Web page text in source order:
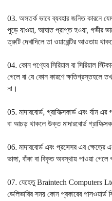
03. অসতর্ক ভাবে ব্যবহার জনিত কারনে
পুড়ে যাওয়া, আঘাত প্রাপ্ত হওয়া, গভীর
ত্রুটি দেখাদিলে তা ওয়ারেন্টির আওতায়
04. কোন পণ্যের সিরিয়াল বা সিরিয়াল
গেলে বা যে কোন কারণে ক্ষতিগ্রস্তহলে
না।
05. মাদারবোর্ড, গ্রাফিক্সকার্ড এবং র্যাম
বা আচড় থাকলে উক্ত মাদারবোর্ড
06. মাদারবোর্ড এবং প্রসেসর এর ক্ষেত্রে
ভাঙ্গা, বাঁকা বা বিকৃত অবস্থায় পাওয়া
07. যেহেতু Braintech Computers
ডেলিভারির সময় কোন প্রকারের পাসওয়ার্ড